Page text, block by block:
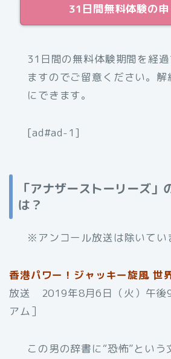
31日間無料体験の
31日間の無料体験期間を経
ますのでご留意ください。
にできます。
[ad#ad-1]
「アナザーストーリーズ」
は？
※アンコール放送は除いてい
香港パワー！ジャッキー旋風 世
放送 2019年8月6日（火）午後
アム］
この男の辞書に“恐怖”という